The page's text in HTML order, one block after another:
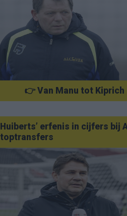
👉 Van Manu tot Kiprich
Huiberts’ erfenis in cijfers bij
toptransfers